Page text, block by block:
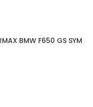
BMW F650 GS SYM